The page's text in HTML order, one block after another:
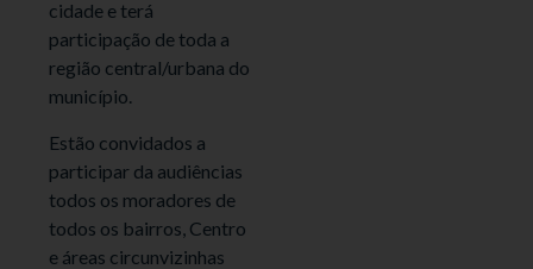
cidade e terá
participação de toda a
região central/urbana do
município.
Estão convidados a
participar da audiências
todos os moradores de
todos os bairros, Centro
e áreas circunvizinhas